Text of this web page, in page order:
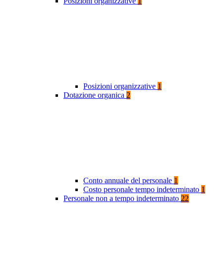
Posizioni organizzative 1
Dotazione organica 2
Conto annuale del personale 1
Costo personale tempo indeterminato 1
Personale non a tempo indeterminato 22